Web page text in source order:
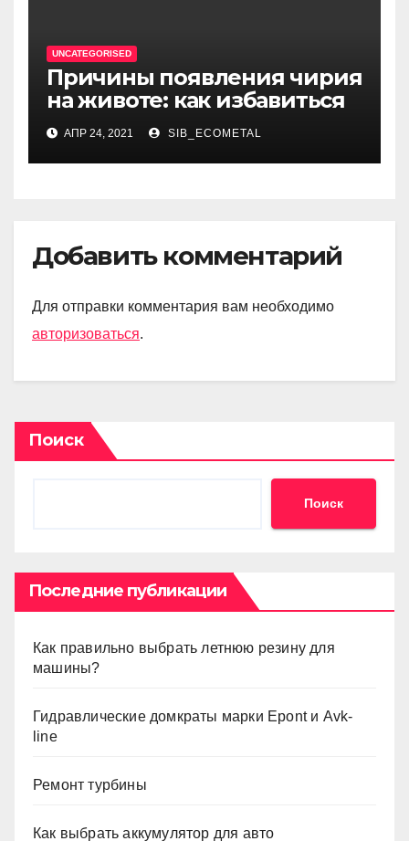
UNCATEGORISED
Причины появления чирия
на животе: как избавиться
АПР 24, 2021 SIB_ECOMETAL
Добавить комментарий
Для отправки комментария вам необходимо
авторизоваться.
Поиск
Поиск
Последние публикации
Как правильно выбрать летнюю резину для
машины?
Гидравлические домкраты марки Epont и Avk-
line
Ремонт турбины
Как выбрать аккумулятор для авто